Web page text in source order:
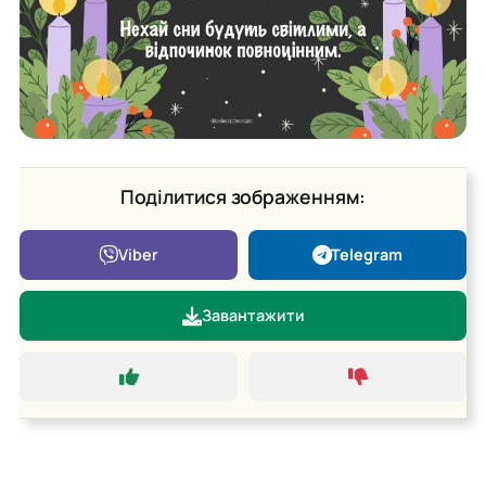
Поділитися зображенням:
Viber Telegram
Завантажити